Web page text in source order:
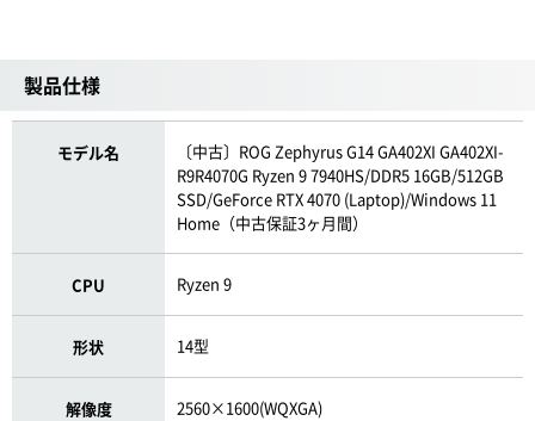
製品仕様
モデル名
〔中古〕ROG Zephyrus G14 GA402XI GA402XI-
R9R4070G Ryzen 9 7940HS/DDR5 16GB/512GB
SSD/GeForce RTX 4070 (Laptop)/Windows 11
Home（中古保証3ヶ月間）
CPU Ryzen 9
形状 14型
解像度 2560×1600(WQXGA)